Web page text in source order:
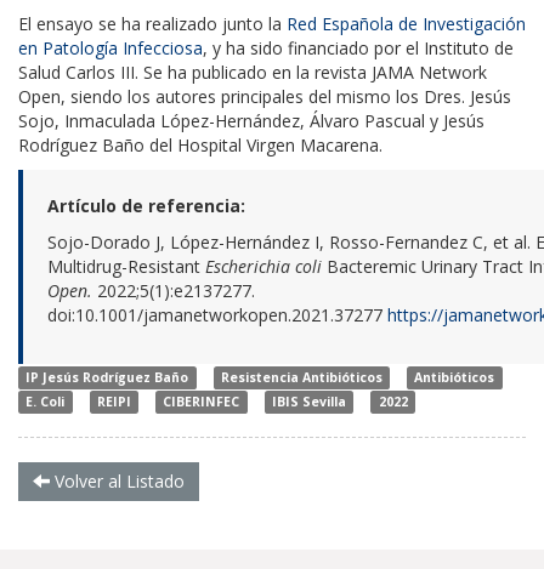
El ensayo se ha realizado junto la Red Española de Investigación
en Patología Infecciosa, y ha sido financiado por el Instituto de
Salud Carlos III. Se ha publicado en la revista JAMA Network
Open, siendo los autores principales del mismo los Dres. Jesús
Sojo, Inmaculada López-Hernández, Álvaro Pascual y Jesús
Rodríguez Baño del Hospital Virgen Macarena.
Artículo de referencia:
Sojo-Dorado J, López-Hernández I, Rosso-Fernandez C, et
Multidrug-Resistant Escherichia coli Bacteremic Urinary Tract
Open. 2022;5(1):e2137277.
doi:10.1001/jamanetworkopen.2021.37277 https://
IP Jesús Rodríguez Baño Resistencia Antibióticos
Antibióticos
E. Coli
REIPI CIBERINFEC IBIS Sevilla 2022
Volver al Listado